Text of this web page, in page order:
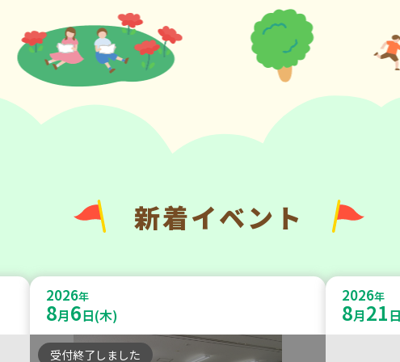
新着イベント
2026年
8月6日(木)
受付終了しました
2026年
8月21